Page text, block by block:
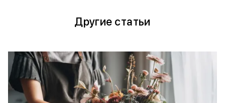
Другие статьи